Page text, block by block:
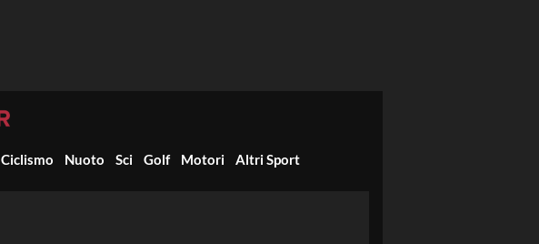
Ciclismo Nuoto Sci Golf Motori Altri Sport